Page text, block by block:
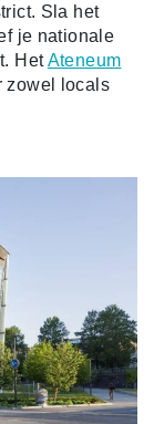
Sla het
je nationale
HetAteneum
zowel locals